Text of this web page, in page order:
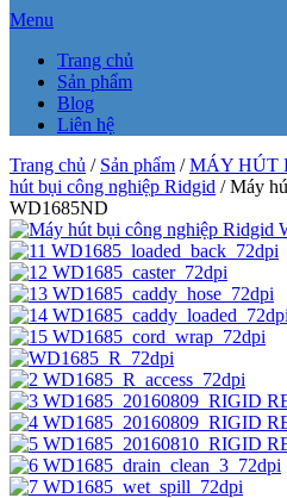
Menu
Trang chủ
Sản phẩm
Blog
Liên hệ
Trang chủ / Sản phẩm /MÁY HÚT
hút bụi công nghiệp Ridgid / Máy
WD1685ND